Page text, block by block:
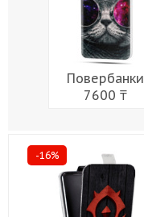
Повербанки
7600 ₸
-16%